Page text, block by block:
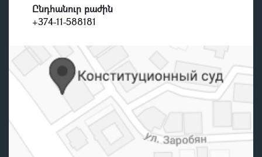
Ընդհանուր բաժին
+374-11-588181